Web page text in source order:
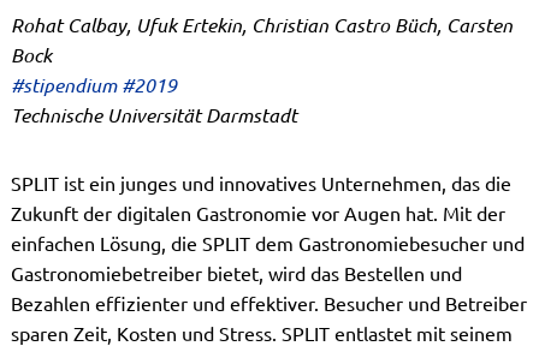
Rohat Calbay, Ufuk Ertekin, Christian Castro Büch, Carsten
Bock
#stipendium #2019
Technische Universität Darmstadt
SPLIT ist ein junges und innovatives Unternehmen, das die
Zukunft der digitalen Gastronomie vor Augen hat. Mit der
einfachen Lösung, die SPLIT dem Gastronomiebesucher und
Gastronomiebetreiber bietet, wird das Bestellen und
Bezahlen effizienter und effektiver. Besucher und Betreiber
sparen Zeit, Kosten und Stress. SPLIT entlastet mit seinem